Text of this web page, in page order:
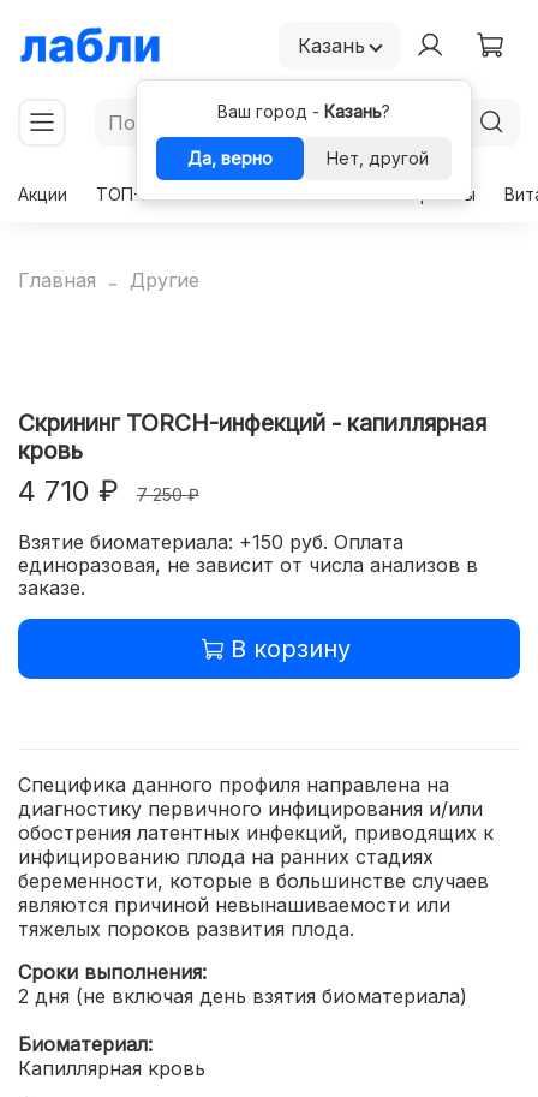
Казань
Ваш город - Казань?
Да, верно
Нет, другой
Акции
ТОП-50 Гормоны
Главная Другие
Скрининг TORCH-инфекций - капиллярная
кровь
4 710 ₽ 7 250 ₽
Взятие биоматериала: +150 руб. Оплата
единоразовая, не зависит от числа анализов в
заказе.
В корзину
Специфика данного профиля направлена на
диагностику первичного инфицирования и/или
обострения латентных инфекций, приводящих к
инфицированию плода на ранних стадиях
беременности, которые в большинстве случаев
являются причиной невынашиваемости или
тяжелых пороков развития плода.
Сроки выполнения:
2 дня (не включая день взятия биоматериала)
Биоматериал:
Капиллярная кровь